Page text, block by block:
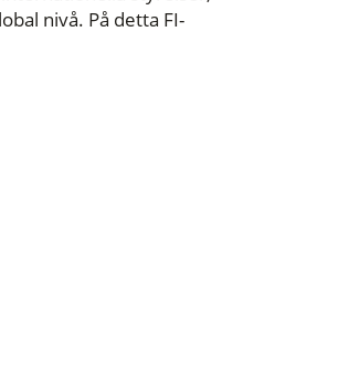
nivå. På detta FI-